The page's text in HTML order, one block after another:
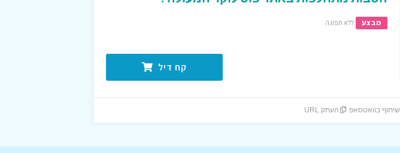
מבצע ללא תפוגה
קח דיל
שיתוף בוואטסאפ העתק URL